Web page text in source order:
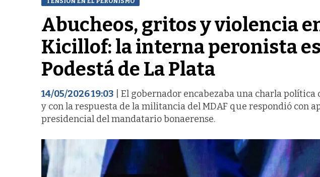
Abucheos, gritos y violencia
Kicillof: la interna peronista
Podestá de La Plata
14/05/2026 19:03 | El gobernador encabezaba una charla
y con la respuesta de la militancia del MDAF que respondió con
presidencial del mandatario bonaerense.